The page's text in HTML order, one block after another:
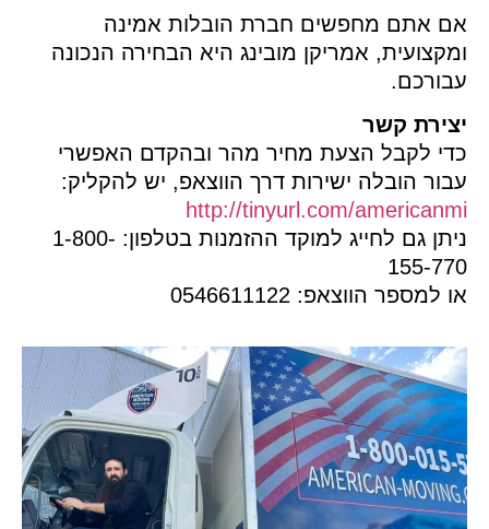
אתם מחפשים חברת הובלות אמינה
אמריקן מובינג היא הבחירה הנכונה
קשר
לקבל הצעת מחיר מהר ובהקדם האפשרי
הובלה ישירות דרך הווצאפ, יש להקליק:
http://tinyurl.com/
ניתן גם לחייג למוקד ההזמנות בטלפון: 1-800-
155-
למספר הווצאפ: 0546611122